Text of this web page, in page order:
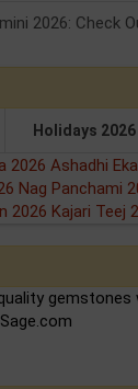
Holidays 2026
2026 Ashadhi
Nag Panchami
2026 Kajari Teej